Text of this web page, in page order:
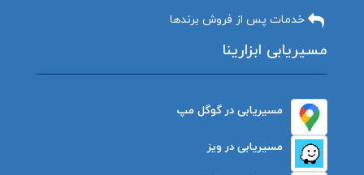
خدمات پس از فروش برندها
مسیریابی ابزارینا
مسیریابی در گوگل مپ
مسیریابی در ویز